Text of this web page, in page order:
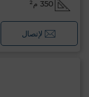
350 م²
لإتصال